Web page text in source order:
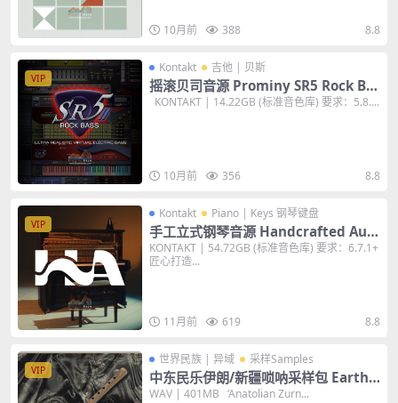
10月前 388 8.8
VIP
Kontakt 吉他 | 贝斯
摇滚贝司音源 Prominy SR5 Rock Ba
ss 2 v2.0.4 KONTAKT 音色库
KONTAKT | 14.22GB (标准音色库) 要求：5.8....
10月前 356 8.8
VIP
Kontakt Piano | Keys 钢琴键盘
手工立式钢琴音源 Handcrafted Audi
o Handcrafted Piano KONTAKT 音
色库
KONTAKT | 54.72GB (标准音色库) 要求：6.7.1+
匠心打造...
11月前 619 8.8
VIP
世界民族 | 异域 采样Samples
中东民乐伊朗/新疆唢呐采样包 EarthT
one Anatolian Zurna WAV Loop音
WAV | 401MB ‘Anatolian Zurn...